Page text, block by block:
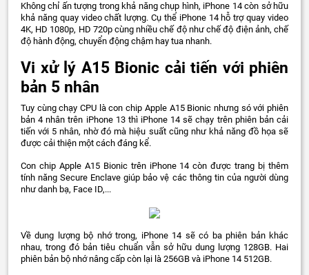
Không chỉ ấn tượng trong khả năng chụp hình, iPhone 14 còn sở hữu
khả năng quay video chất lượng. Cụ thể iPhone 14 hỗ trợ quay video
4K, HD 1080p, HD 720p cùng nhiều chế độ như chế độ điện ảnh, chế
độ hành động, chuyển động chậm hay tua nhanh.
Vi xử lý A15 Bionic cải tiến với phiên
bản 5 nhân
Tuy cùng chạy CPU là con chip Apple A15 Bionic nhưng só với phiên
bản 4 nhân trên iPhone 13 thì iPhone 14 sẽ chạy trên phiên bản cải
tiến với 5 nhân, nhờ đó mà hiệu suất cũng như khả năng đồ họa sẽ
được cải thiện một cách đáng kể.
Con chip Apple A15 Bionic trên iPhone 14 còn được trang bị thêm
tính năng Secure Enclave giúp bảo vệ các thông tin của người dùng
như danh bạ, Face ID,...
Về dung lượng bộ nhớ trong, iPhone 14 sẽ có ba phiên bản khác
nhau, trong đó bản tiêu chuẩn vẫn sở hữu dung lượng 128GB. Hai
phiên bản bộ nhớ nâng cấp còn lại là 256GB và iPhone 14 512GB.